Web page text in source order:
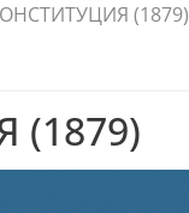
(1879)